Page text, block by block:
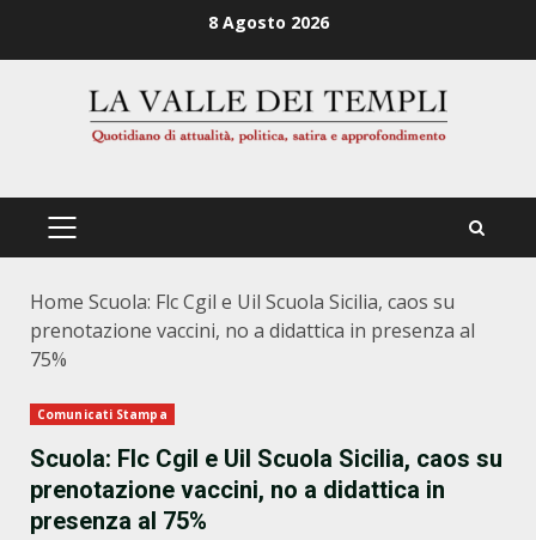
8 Agosto 2026
PRIMÄRES
Home Scuola: Flc Cgil e Uil Scuola Sicilia, caos su
prenotazione vaccini, no a didattica in presenza al
75%
Comunicati Stampa
Scuola: Flc Cgil e Uil Scuola Sicilia, caos su
prenotazione vaccini, no a didattica in
presenza al 75%